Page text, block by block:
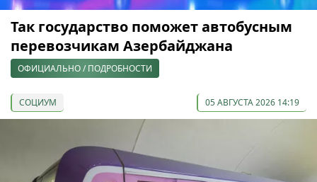
Так государство поможет автобусным
перевозчикам Азербайджана
ОФИЦИАЛЬНО / ПОДРОБНОСТИ
СОЦИУМ 05 АВГУСТА 2026 14:19